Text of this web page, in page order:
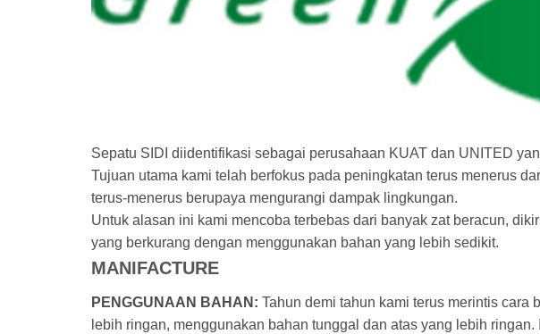
Sepatu SIDI diidentifikasi sebagai perusahaan KUAT dan UNITED
Tujuan utama kami telah berfokus pada peningkatan terus menerus
terus-menerus berupaya mengurangi dampak lingkungan.
Untuk alasan ini kami mencoba terbebas dari banyak zat beracun,
yang berkurang dengan menggunakan bahan yang lebih sedikit.
MANIFACTURE
PENGGUNAAN BAHAN: Tahun demi tahun kami terus merintis cara
lebih ringan, menggunakan bahan tunggal dan atas yang lebih